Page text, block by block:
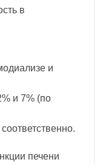
в
и
и 7% (по
печени